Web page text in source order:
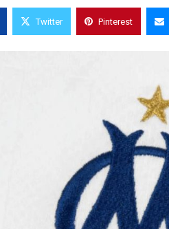
Twitter Pinterest